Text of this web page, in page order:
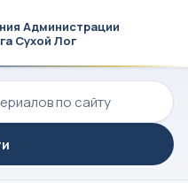
Администрации
Сухой Лог